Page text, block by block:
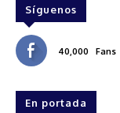
Síguenos
40,000 Fans
En portada